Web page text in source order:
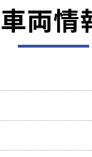
車両情